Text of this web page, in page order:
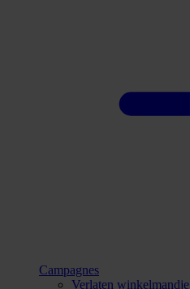
Campagnes
Verlaten winkelmandje